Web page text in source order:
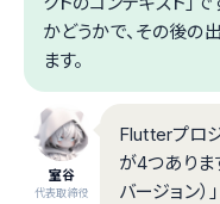
かどうかで、その後の
ます。
室谷
代表取締役
Flutterプロ
が4つありま
バージョン）